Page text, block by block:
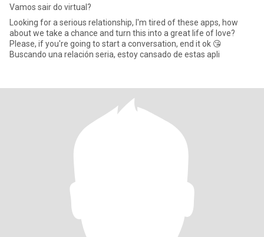
Vamos sair do virtual?
Looking for a serious relationship, I'm tired of these apps, how
about we take a chance and turn this into a great life of love?
Please, if you're going to start a conversation, end it ok 😘
Buscando una relación seria, estoy cansado de estas apli